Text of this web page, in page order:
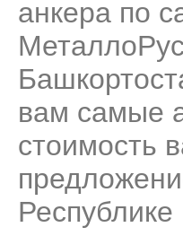
анкера по
вам самые
стоимость